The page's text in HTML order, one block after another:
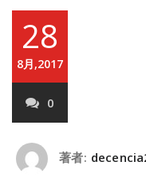
28
8月,2017
0
著者: